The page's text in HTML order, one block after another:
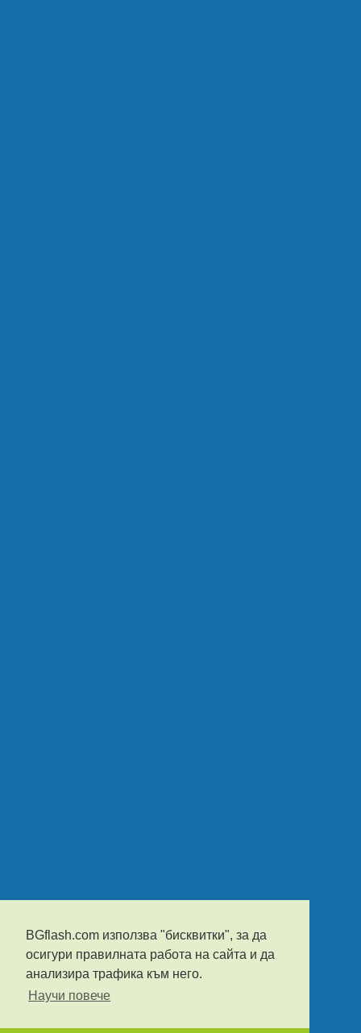
BGflash.com използва "бисквитки", за да
осигури правилната работа на сайта и да
анализира трафика към него.
Научи повече